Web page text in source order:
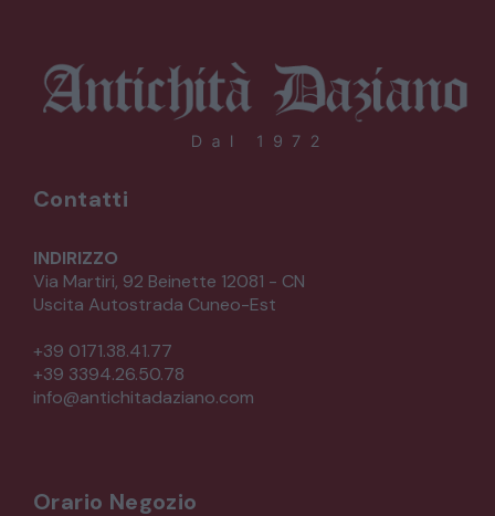
Contatti
INDIRIZZO
Via Martiri, 92 Beinette 12081 - CN
Uscita Autostrada Cuneo-Est
+39 0171.38.41.77
+39 3394.26.50.78
info@antichitadaziano.com
Orario Negozio